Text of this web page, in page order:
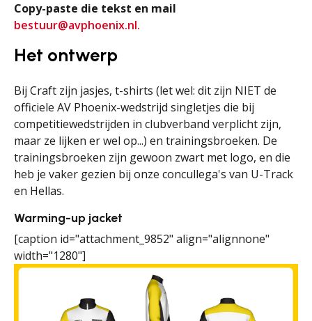
Copy-paste die tekst en mail
bestuur@avphoenix.nl.
Het ontwerp
Bij Craft zijn jasjes, t-shirts (let wel: dit zijn NIET de
officiele AV Phoenix-wedstrijd singletjes die bij
competitiewedstrijden in clubverband verplicht zijn,
maar ze lijken er wel op...) en trainingsbroeken. De
trainingsbroeken zijn gewoon zwart met logo, en die
heb je vaker gezien bij onze concullega's van U-Track
en Hellas.
Warming-up jacket
[caption id="attachment_9852" align="alignnone"
width="1280"]